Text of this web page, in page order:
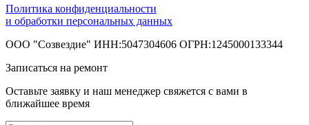
Политика конфиденциальности
и обработки персональных данных
ООО "Созвездие" ИНН:5047304606 ОГРН:1245000133344
Записаться на ремонт
Оставьте заявку и наш менеджер свяжется с вами в
ближайшее время